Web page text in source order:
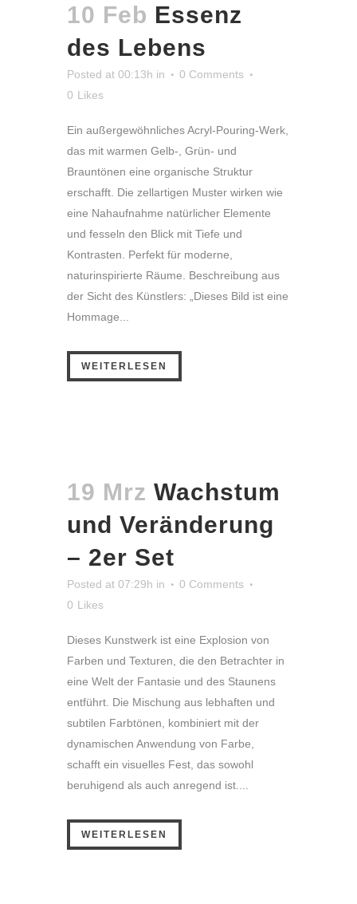
10 Feb Essenz
des Lebens
Posted at 00:13h in
0 Comments
0 Likes
Ein außergewöhnliches Acryl-Pouring-Werk,
das mit warmen Gelb-, Grün- und
Brauntönen eine organische Struktur
erschafft. Die zellartigen Muster wirken wie
eine Nahaufnahme natürlicher Elemente
und fesseln den Blick mit Tiefe und
Kontrasten. Perfekt für moderne,
naturinspirierte Räume. Beschreibung aus
der Sicht des Künstlers: „Dieses Bild ist eine
Hommage...
WEITERLESEN
19 Mrz Wachstum
und Veränderung
– 2er Set
Posted at 07:29h in
0 Comments
0 Likes
Dieses Kunstwerk ist eine Explosion von
Farben und Texturen, die den Betrachter in
eine Welt der Fantasie und des Staunens
entführt. Die Mischung aus lebhaften und
subtilen Farbtönen, kombiniert mit der
dynamischen Anwendung von Farbe,
schafft ein visuelles Fest, das sowohl
beruhigend als auch anregend ist....
WEITERLESEN